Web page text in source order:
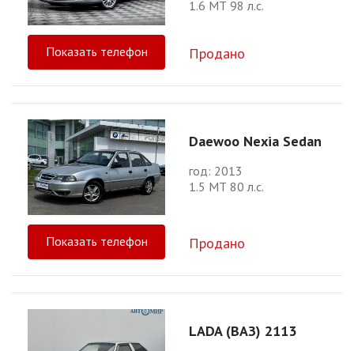
1.6 МТ 98 л.с.
Показать телефон Продано
Daewoo Nexia Sedan
год: 2013
1.5 МТ 80 л.с.
Показать телефон Продано
LADA (ВАЗ) 2113